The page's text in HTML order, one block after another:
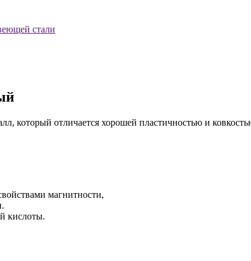
стали
который отличается хорошей пластичностью и
магнитности,
кислоты.